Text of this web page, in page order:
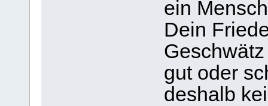
ein
Dein
gut oder
deshalb